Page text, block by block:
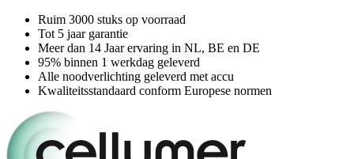
Ruim 3000 stuks op voorraad
Tot 5 jaar garantie
Meer dan 14 Jaar ervaring in NL, BE en DE
95% binnen 1 werkdag geleverd
Alle noodverlichting geleverd met accu
Kwaliteitsstandaard conform Europese normen